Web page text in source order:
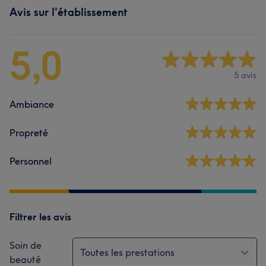
Avis sur l'établissement
5,0 5 avis
Ambiance
Propreté
Personnel
Filtrer les avis
Soin de
beauté
Toutes les prestations